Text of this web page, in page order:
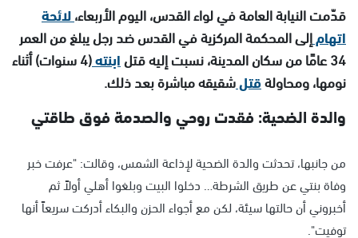
قدّمت النيابة العامة في لواء القدس، اليوم الأربعاء،لائحة
اتهامإلى المحكمة المركزية في القدس ضد رجل يبلغ من العمر
34 عامًا من سكان المدينة، نسبت إليه قتل
ابنته
(4 سنوات) أثناء
نومها، ومحاولةقتلشقيقه مباشرة بعد ذلك.
والدة الضحية: فقدت روحي والصدمة فوق طاقتي
من جانبها، تحدثت والدة الضحية لإذاعة الشمس، وقالت: "عرفت خبر
وفاة بنتي عن طريق الشرطة… دخلوا البيت وبلغوا أهلي أولاً ثم
أخبروني أن حالتها سيئة، لكن مع أجواء الحزن والبكاء أدركت سريعاً أنها
توفيت".